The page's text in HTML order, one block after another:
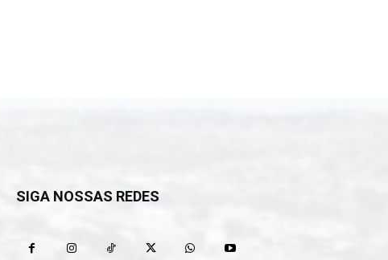
SIGA NOSSAS REDES